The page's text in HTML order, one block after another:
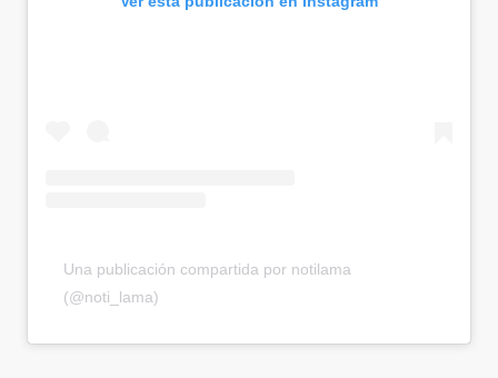
Una publicación compartida por notilama
(@noti_lama)